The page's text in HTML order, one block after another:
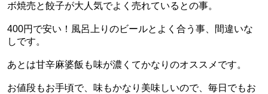
ボ焼売と餃子が大人気でよく売れているとの事。
400円で安い！風呂上りのビールとよく合う事、間違いな
しです。
あとは甘辛麻婆飯も味が濃くてかなりのオススメです。
お値段もお手頃で、味もかなり美味しいので、毎日でもお